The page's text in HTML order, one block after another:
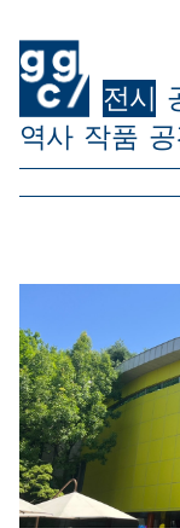
전시
역사 작품
ggc/